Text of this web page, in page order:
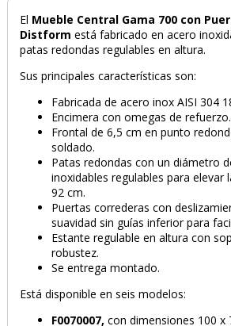
El Mueble Central Gama 700 con
Distformestá fabricado en acero
patas redondas regulables en altura.
Sus principales características son:
Fabricada de acero inox AISI 304
Encimera con omegas de refuerzo.
Frontal de 6,5 cm en punto
soldado.
Patas redondas con un diámetro
inoxidables regulables para elevar
92 cm.
Puertas correderas con
suavidad sin guías inferior para
Estante regulable en altura con
robustez.
Se entrega montado.
Está disponible en seis modelos:
F0070007,con dimensiones 100 x